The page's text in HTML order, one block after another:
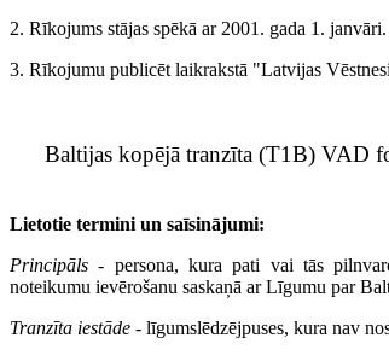
2. Rīkojums stājas spēkā ar 2001. gada 1. janvāri.
3. Rīkojumu publicēt laikrakstā "Latvijas
Baltijas kopējā tranzīta (T1B) VAD
Lietotie termini un saīsinājumi:
Principāls - persona, kura pati vai tās
noteikumu ievērošanu saskaņā ar Līgumu par
Tranzīta iestāde - līgumslēdzējpuses, kura nav